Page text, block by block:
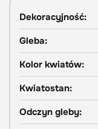
Dekoracyjność:
Gleba:
Kolor kwiatów:
Kwiatostan:
Odczyn gleby: